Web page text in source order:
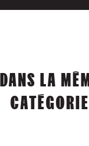
DANS LA
CATÉGORIE